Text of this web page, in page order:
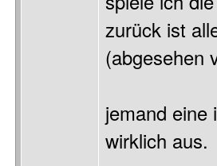
zurück ist
(abgesehen
jemand eine
wirklich aus.